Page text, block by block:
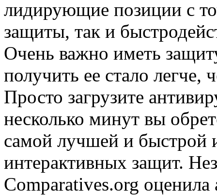
лидирующие позиции с
защиты, так и
Очень важно иметь
получить ее стало
Просто загрузите
несколько минут вы
самой лучшей и быстрой
интерактивных защит.
Comparatives.org